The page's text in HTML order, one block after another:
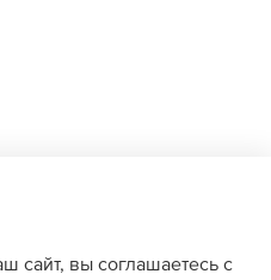
сайт, вы соглашаетесь с